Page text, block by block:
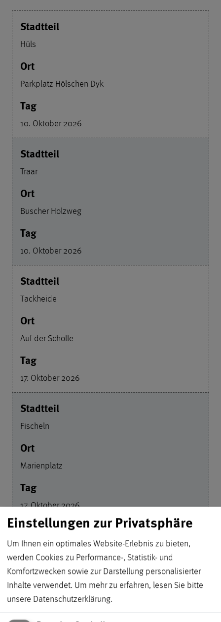
Hüls
Parkplatz Hölschen Dyk
10. Oktober 2026
Traar
Buscher Holzweg
10. Oktober 2026
Tackheide
Auf der Scholle
17. Oktober 2026
Fischeln
Marienplatz
17. Oktober 2026
Forstwald
Hermann-Schumacher-Straße
Einstellungen zur Privatsphäre
Um Ihnen ein optimales Website-Erlebnis zu bieten,
werden Cookies zu Performance-, Statistik- und
Komfortzwecken sowie zur Darstellung personalisierter
Inhalte verwendet. Um mehr zu erfahren, lesen Sie bitte
unsere Datenschutzerklärung.